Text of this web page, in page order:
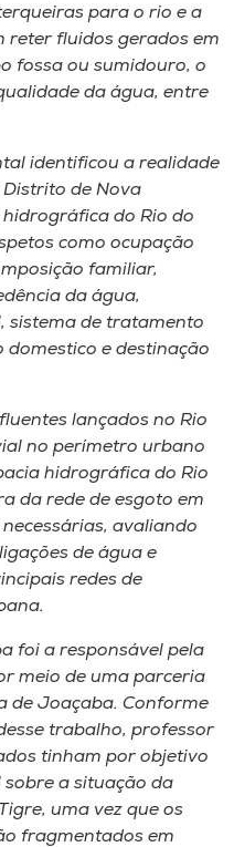
para o rio e a
reter fluidos gerados em
fossa ou sumidouro, o
da água, entre
identificou a realidade
de Nova
do Rio do
como ocupação
familiar,
da água,
sistema de tratamento
domestico e destinação
lançados no Rio
no perímetro urbano
hidrográfica do Rio
da rede de esgoto em
avaliando
de água e
redes de
foi a responsável pela
meio de uma parceria
de Joaçaba. Conforme
trabalho, professor
tinham por objetivo
a situação da
uma vez que os
fragmentados em